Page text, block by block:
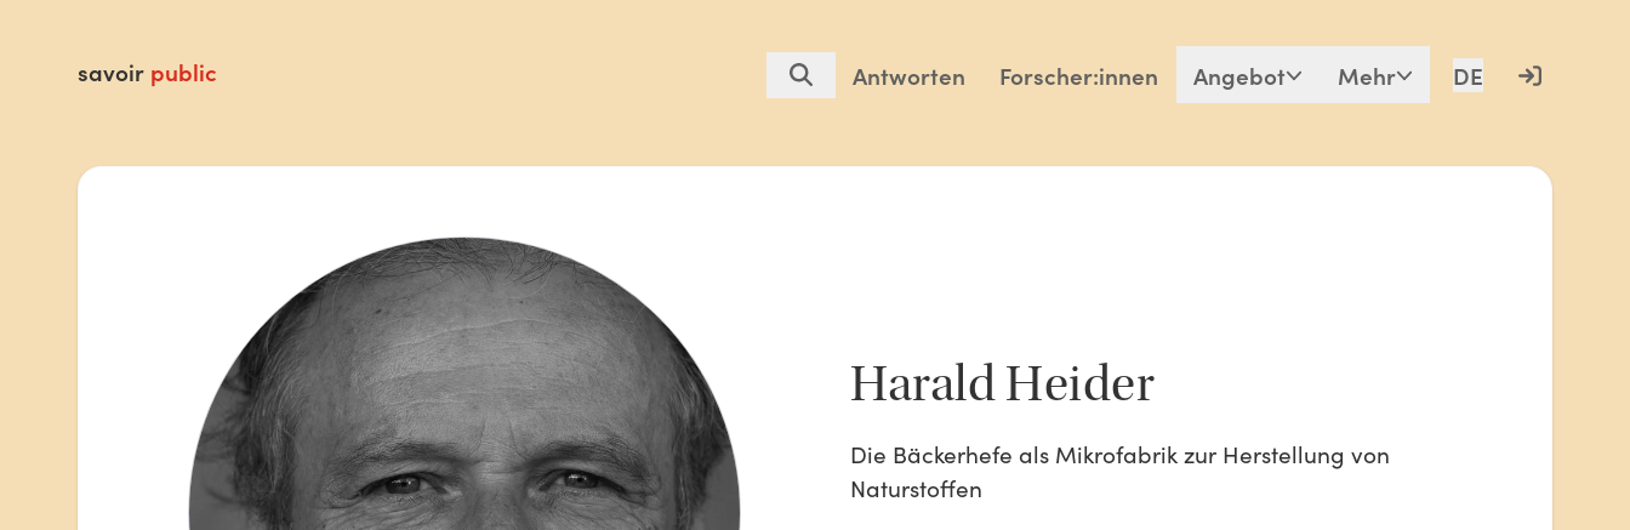
savoir public Antworten Forscher:innen Angebot Mehr DE
Harald Heider
Die Bäckerhefe als Mikrofabrik zur Herstellung von
Naturstoffen